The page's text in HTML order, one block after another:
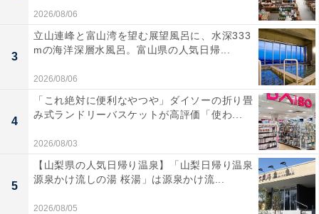
2026/08/06
3
立山連峰と富山湾を望む展望風呂に、水深333
mの海洋深層水風呂。富山県の人気日帰...
2026/08/06
4
「これ絶対に便利なやつや」ダイソーの折り畳
み式ランドリーバスケットが高評価「使わ...
2026/08/03
5
【山梨県の人気日帰り温泉】「山梨日帰り温泉
源泉かけ流しの湯 桜湯」は源泉かけ流...
2026/08/05